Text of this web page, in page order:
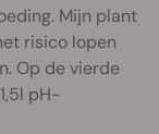
Mijn plant
risico lopen
Op de vierde
pH-